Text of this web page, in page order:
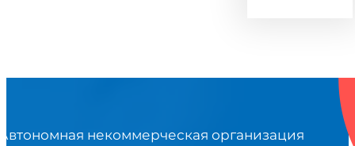
некоммерческая организация